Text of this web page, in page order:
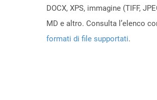
DOCX, XPS, immagine (TIFF,
MD e altro. Consulta l’elenco
formati di file supportati.